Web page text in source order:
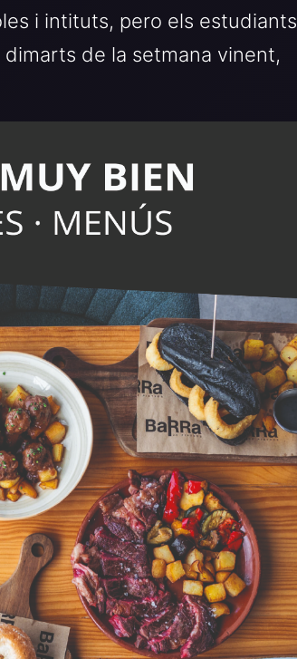
i intituts, pero els estudiants
de la setmana vinent,